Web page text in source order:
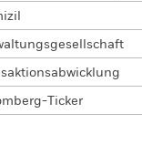
Ticker